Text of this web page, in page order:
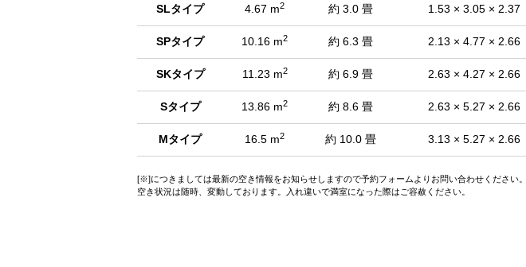
SLタイプ 4.67 m2 約 3.0 畳 1.53 × 3.05 × 2.37
SPタイプ 10.16 m2 約 6.3 畳 2.13 × 4.77 × 2.66
SKタイプ 11.23 m2 約 6.9 畳 2.63 × 4.27 × 2.66
Sタイプ 13.86 m2 約 8.6 畳 2.63 × 5.27 × 2.66
Mタイプ 16.5 m2 約 10.0 畳 3.13 × 5.27 × 2.66
[※]につきましては最新の空き情報をお知らせしますので予約フォームよりお問い合わせください。
空き状況は随時、変動しております。入れ違いで満室になった際はご容赦ください。